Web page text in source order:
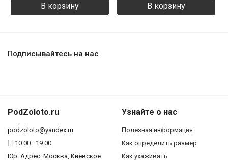
В корзину В корзину
Подписывайтесь на нас
PodZoloto.ru
podzoloto@yandex.ru
10:00—19:00
Юр. Адреc: Москва, Киевское
Узнайте о нас
Полезная информация
Как определить размер
Как ухаживать